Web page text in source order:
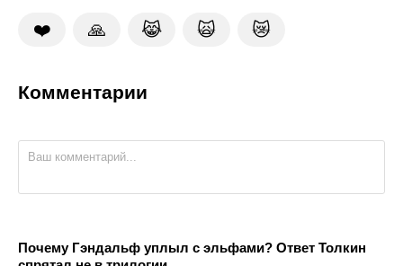
❤️ 🙏 😹 🙀 😿
Комментарии
Почему Гэндальф уплыл с эльфами? Ответ Толкин